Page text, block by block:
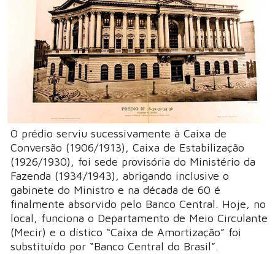
O prédio serviu sucessivamente à Caixa de
Conversão (1906/1913), Caixa de Estabilização
(1926/1930), foi sede provisória do Ministério da
Fazenda (1934/1943), abrigando inclusive o
gabinete do Ministro e na década de 60 é
finalmente absorvido pelo Banco Central. Hoje, no
local, funciona o Departamento de Meio Circulante
(Mecir) e o dístico “Caixa de Amortização” foi
substituído por “Banco Central do Brasil”.